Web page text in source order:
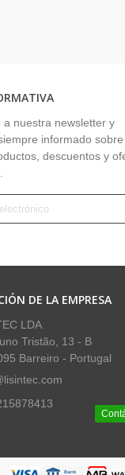
a nuestra newsletter y
informado sobre
descuentos y
DE LA EMPRESA
LDA
Tristão, 13 - B
Barreiro - Portugal